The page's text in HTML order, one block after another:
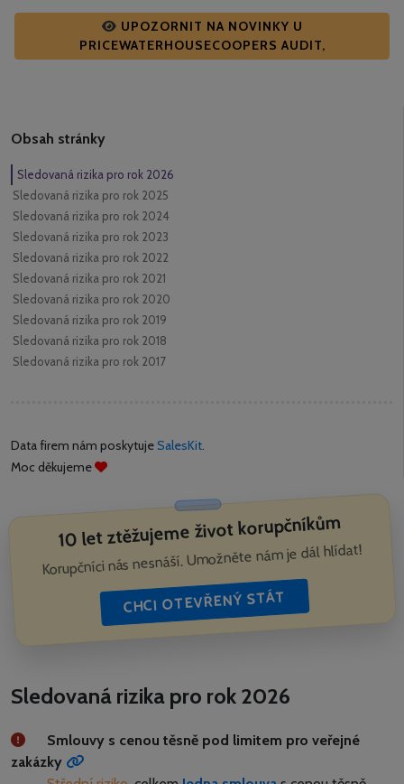
UPOZORNIT NA NOVINKY U
PRICEWATERHOUSECOOPERS AUDIT,
Obsah stránky
Sledovaná rizika pro rok 2026
Sledovaná rizika pro rok 2025
Sledovaná rizika pro rok 2024
Sledovaná rizika pro rok 2023
Sledovaná rizika pro rok 2022
Sledovaná rizika pro rok 2021
Sledovaná rizika pro rok 2020
Sledovaná rizika pro rok 2019
Sledovaná rizika pro rok 2018
Sledovaná rizika pro rok 2017
Data firem nám poskytujeSalesKit.
Moc děkujeme
10 let ztěžujeme život korupčníkům
Korupčníci nás nesnáší. Umožněte nám je dál hlídat!
CHCI OTEVŘENÝ STÁT
Sledovaná rizika pro rok 2026
Smlouvy s cenou těsně pod limitem pro veřejné
zakázky